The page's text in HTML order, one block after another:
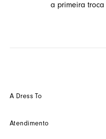
a primeira
A Dress To
Futuro
Atendimento